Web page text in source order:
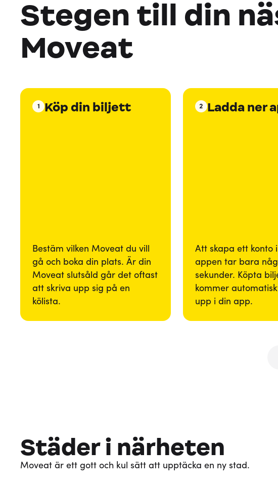
Stegen till din
Moveat
1 Köp din biljett
Bestäm vilken Moveat du vill
gå och boka din plats. Är din
Moveat slutsåld går det oftast
att skriva upp sig på en
kölista.
2 Ladda ner
Att skapa ett konto
appen tar bara
sekunder. Köpta
kommer
upp i din app.
Städer i närheten
Moveat är ett gott och kul sätt att upptäcka en ny stad.